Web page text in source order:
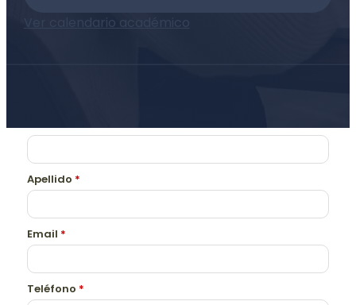
Ver calendario académico
Nombre*
Apellido *
Email *
Teléfono *